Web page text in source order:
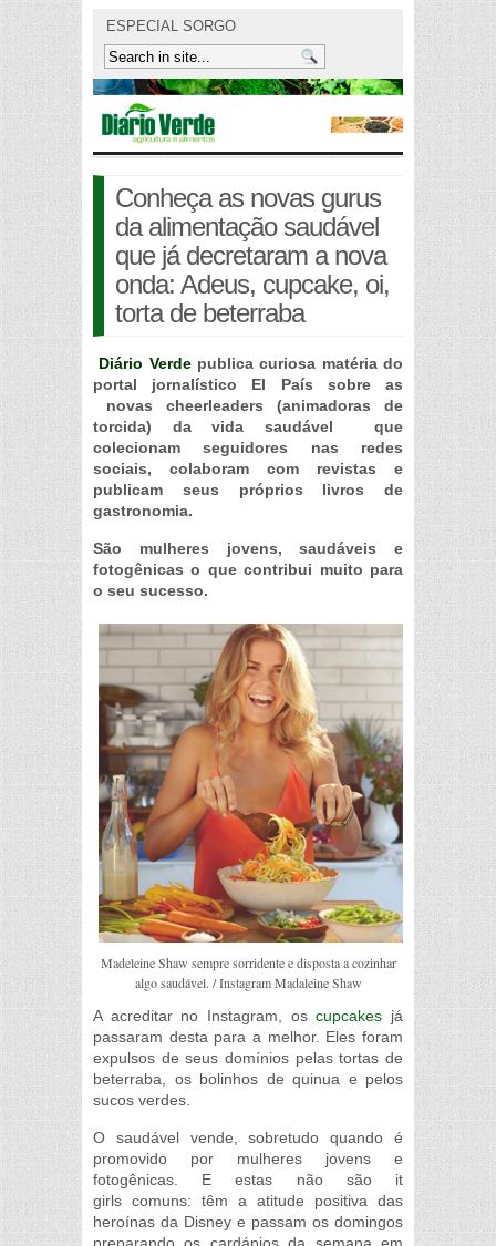
ESPECIAL SORGO
Conheça as novas gurus
da alimentação saudável
que já decretaram a nova
onda: Adeus, cupcake, oi,
torta de beterraba
Diário Verde publica curiosa matéria do
portal jornalístico El País sobre as
novas cheerleaders (animadoras de
torcida) da vida saudável que
colecionam seguidores nas redes
sociais, colaboram com revistas e
publicam seus próprios livros de
gastronomia.
São mulheres jovens, saudáveis e
fotogênicas o que contribui muito para
o seu sucesso.
Madeleine Shaw sempre sorridente e disposta a cozinhar
algo saudável. / Instagram Madaleine Shaw
A acreditar no Instagram, oscupcakes já
passaram desta para a melhor. Eles foram
expulsos de seus domínios pelas tortas de
beterraba, os bolinhos de quinua e pelos
sucos verdes.
O saudável vende, sobretudo quando é
promovido por mulheres jovens e
fotogênicas. E estas não são it
girls comuns: têm a atitude positiva das
heroínas da Disney e passam os domingos